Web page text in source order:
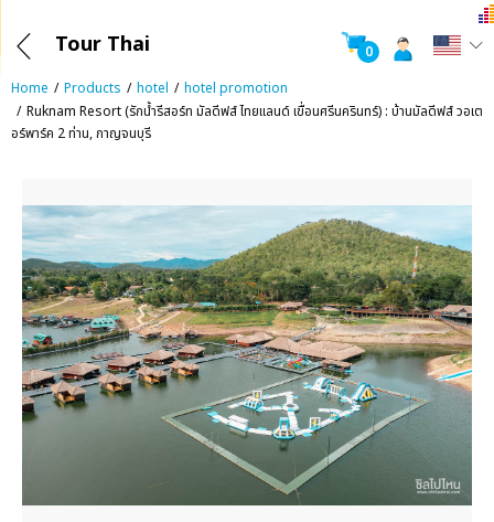
Tour Thai
0
Home
Products hotel
hotel promotion
Ruknam Resort (รักน้ำรีสอร์ท มัลดีฟส์ ไทยแลนด์ เขื่อนศรีนครินทร์) : บ้านมัลดีฟส์ วอเต
อร์พาร์ค 2 ท่าน, กาญจนบุรี